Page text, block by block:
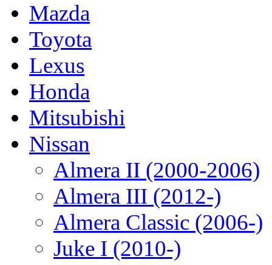
Mazda
Toyota
Lexus
Honda
Mitsubishi
Nissan
Almera II (2000-2006)
Almera III (2012-)
Almera Classic (2006-)
Juke I (2010-)